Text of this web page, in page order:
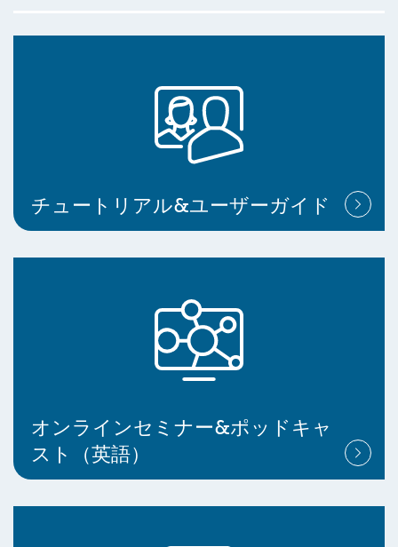
チュートリアル&ユーザーガイド
オンラインセミナー&ポッドキャ
スト（英語）